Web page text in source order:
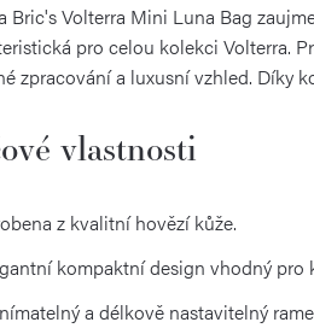
Bric's Volterra Mini Luna Bag
pro celou kolekci Volterra.
zpracování a luxusní vzhled. Díky
vlastnosti
z kvalitní hovězí kůže.
kompaktní design vhodný pro
a délkově nastavitelný